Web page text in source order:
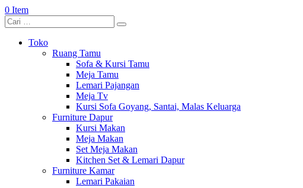
0 Item
Toko
Ruang Tamu
Sofa & Kursi Tamu
Meja Tamu
Lemari Pajangan
Meja Tv
Kursi Sofa Goyang, Santai, Malas Keluarga
Furniture Dapur
Kursi Makan
Meja Makan
Set Meja Makan
Kitchen Set & Lemari Dapur
Furniture Kamar
Lemari Pakaian